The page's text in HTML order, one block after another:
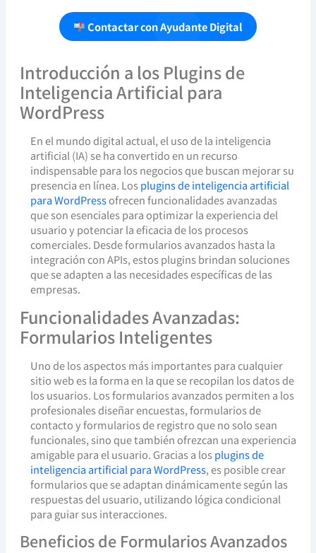
Contactar con Ayudante Digital
Introducción a los Plugins de
Inteligencia Artificial para
WordPress
En el mundo digital actual, el uso de la inteligencia
artificial (IA) se ha convertido en un recurso
indispensable para los negocios que buscan mejorar su
presencia en línea. Losplugins de inteligencia artificial
para WordPressofrecen funcionalidades avanzadas
que son esenciales para optimizar la experiencia del
usuario y potenciar la eficacia de los procesos
comerciales. Desde formularios avanzados hasta la
integración con APIs, estos plugins brindan soluciones
que se adapten a las necesidades específicas de las
empresas.
Funcionalidades Avanzadas:
Formularios Inteligentes
Uno de los aspectos más importantes para cualquier
sitio web es la forma en la que se recopilan los datos de
los usuarios. Los formularios avanzados permiten a los
profesionales diseñar encuestas, formularios de
contacto y formularios de registro que no solo sean
funcionales, sino que también ofrezcan una experiencia
amigable para el usuario. Gracias a losplugins de
inteligencia artificial para WordPress, es posible crear
formularios que se adaptan dinámicamente según las
respuestas del usuario, utilizando lógica condicional
para guiar sus interacciones.
Beneficios de Formularios Avanzados